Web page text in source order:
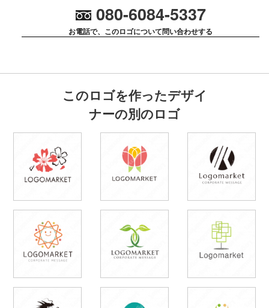
080-6084-5337
お電話で、このロゴについて問い合わせする
このロゴを作ったデザイ
ナーの別のロゴ